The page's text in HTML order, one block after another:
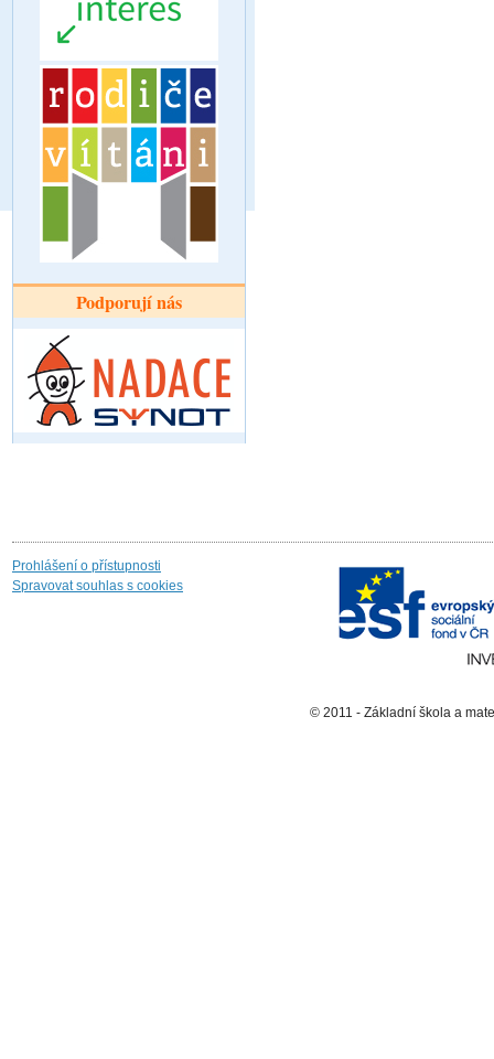
Podporují nás
Prohlášení o přístupnosti
Spravovat souhlas s cookies
© 2011 - Základní škola a